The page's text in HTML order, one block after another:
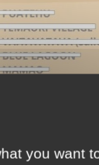
you want